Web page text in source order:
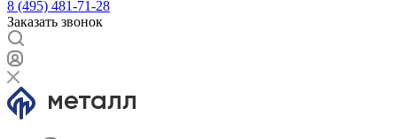
8 (495) 481-71-28
Заказать звонок